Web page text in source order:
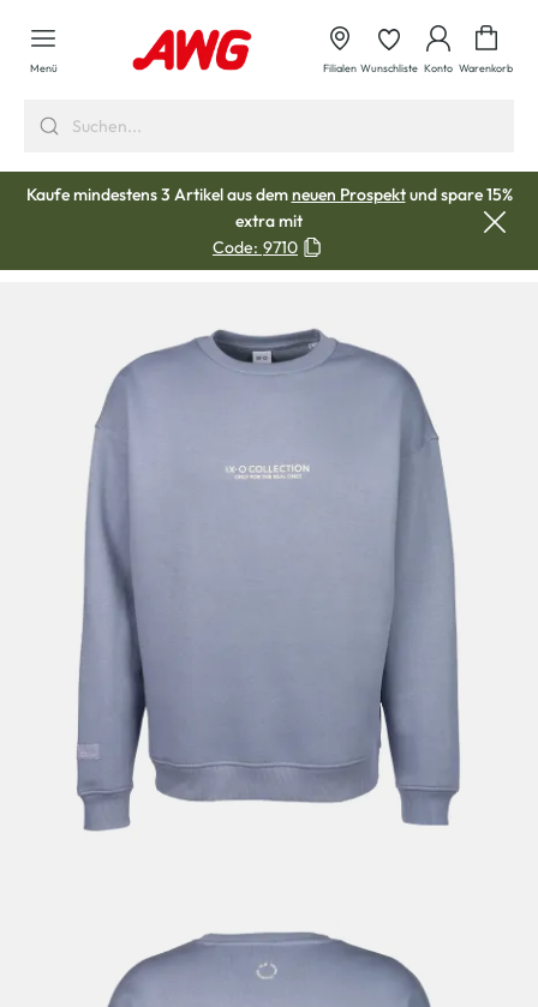
springen
Menü Filialen Wunschliste Konto Warenkorb
Kaufe mindestens 3 Artikel aus demneuen Prospektund spare 15%
extra mit
Code: 9710